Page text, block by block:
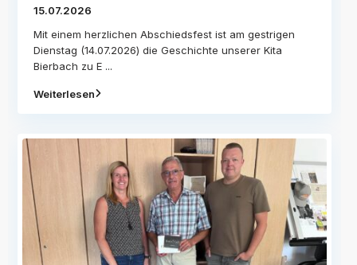
15.07.2026
Mit einem herzlichen Abschiedsfest ist am gestrigen
Dienstag (14.07.2026) die Geschichte unserer Kita
Bierbach zu E ...
Weiterlesen